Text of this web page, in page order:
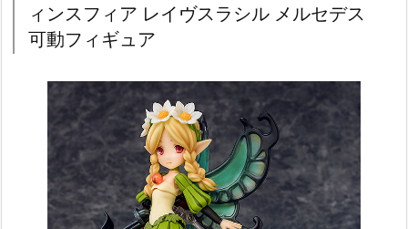
ィンスフィア レイヴスラシル メルセデス
可動フィギュア